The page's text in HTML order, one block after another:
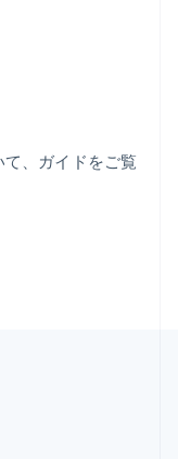
、ガイドをご覧